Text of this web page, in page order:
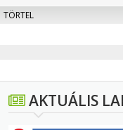
TÖRTEL
AKTUÁLIS